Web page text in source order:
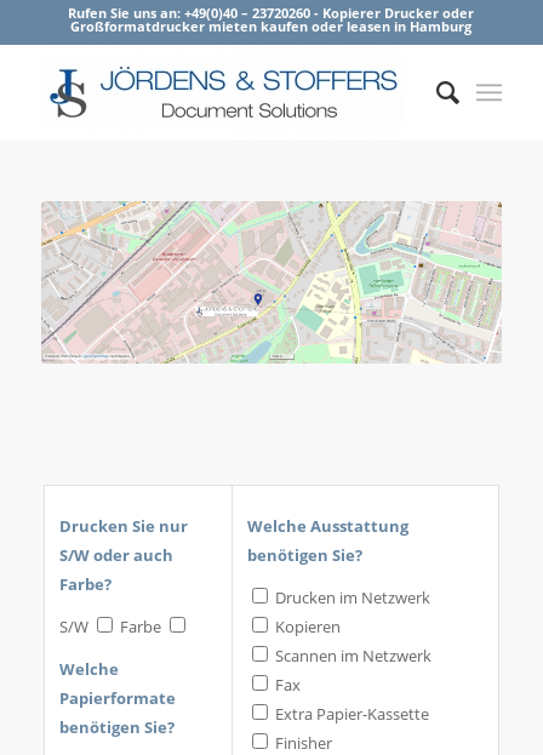
Rufen Sie uns an: +49(0)40 – 23720260 - Kopierer Drucker oder
Großformatdrucker mieten kaufen oder leasen in Hamburg
Drucken Sie nur
S/W oder auch
Farbe?
S/W
Farbe
Welche
Papierformate
benötigen Sie?
Welche Ausstattung
benötigen Sie?
Drucken im Netzwerk
Kopieren
Scannen im Netzwerk
Fax
Extra Papier-Kassette
Finisher